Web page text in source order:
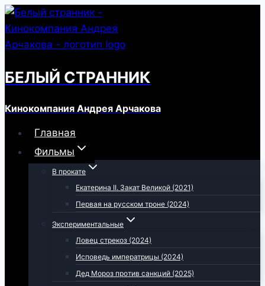
Перейти
к
содержимому
БЕЛЫЙ СТРАННИК
Кинокомпания Андрея Арчакова
Главная
Фильмы
В прокате
Екатерина II. Закат Великой (2021)
Первая на русском троне (2024)
Экспериментальные
Ловец стрекоз (2024)
Исповедь императрицы (2024)
Дед Мороз против санкций (2025)